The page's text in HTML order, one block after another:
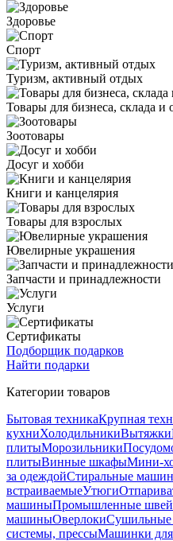
Здоровье
Спорт
Туризм, активный отдых
Товары для бизнеса, склада и
Зоотовары
Досуг и хобби
Книги и канцелярия
Товары для взрослых
Ювелирные украшения
Запчасти и принадлежности
Услуги
Сертификаты
Подборщик подарков
Найти подарки
Категории товаров
Бытовая техникаКрупная
кухниХолодильникиВытяжки
плитыМорозильники
плитыВинные шкафыМини-
за одеждойСтиральные
встраиваемыеУтюги
машиныПромышленные
машиныОверлоки
системы, прессыМашинки для